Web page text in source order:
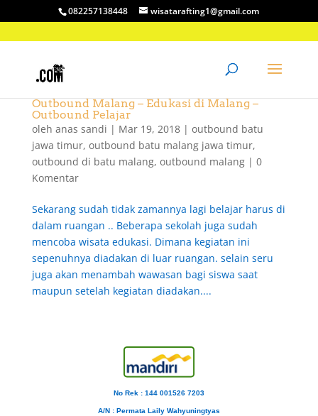
082257138448 wisatarafting1@gmail.com
Outbound Malang – Edukasi di Malang –
Outbound Pelajar
oleh anas sandi | Mar 19, 2018| outbound batu
jawa timur, outbound batu malang jawa timur,
outbound di batu malang, outbound malang| 0
Komentar
Sekarang sudah tidak zamannya lagi belajar harus di
dalam ruangan .. Beberapa sekolah juga sudah
mencoba wisata edukasi. Dimana kegiatan ini
sepenuhnya diadakan di luar ruangan. selain seru
juga akan menambah wawasan bagi siswa saat
maupun setelah kegiatan diadakan....
No Rek : 144 001526 7203
A/N : Permata Laily Wahyuningtyas